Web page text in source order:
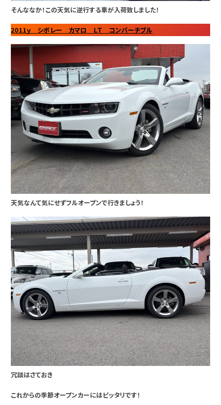
そんななか！この天気に逆行する車が入荷致しました！
2011ｙ シボレー カマロ ＬＴ コンバーチブル
天気なんて気にせずフルオープンで行きましょう！
冗談はさておき
これからの季節オープンカーにはピッタリです！